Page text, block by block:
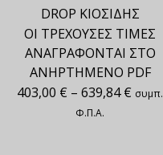
DROP ΚΙΟΣΙΔΗΣ
ΟΙ ΤΡΕΧΟΥΣΕΣ ΤΙΜΕΣ
ΑΝΑΓΡΑΦΟΝΤΑΙ ΣΤΟ
ΑΝΗΡΤΗΜΕΝΟ PDF
403,00 € – 639,84€ συμπ.
Φ.Π.Α.